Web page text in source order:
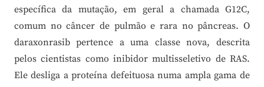
específica da mutação, em geral a chamada G12C,
comum no câncer de pulmão e rara no pâncreas. O
daraxonrasib pertence a uma classe nova, descrita
pelos cientistas como inibidor multisseletivo de RAS.
Ele desliga a proteína defeituosa numa ampla gama de